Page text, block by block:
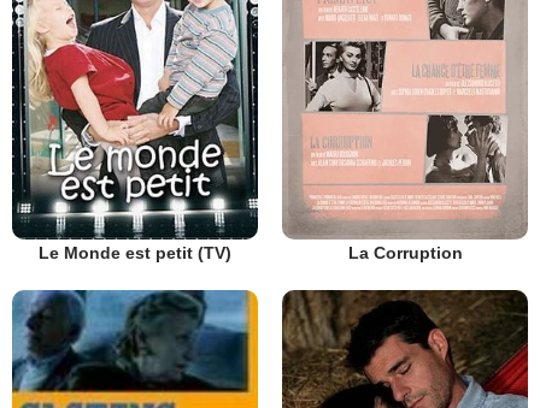
Le Monde est petit (TV) La Corruption